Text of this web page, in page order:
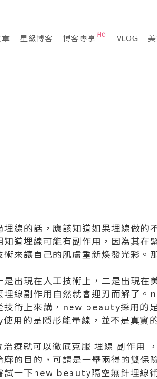
星級博客 博客專享 VLOG
線的話，應該知道如果埋線做的
道埋線可能有副作用，因為其在
來讓自己的肌膚重新煥發光彩。
出現在人工技術上，二是出現在
埋線副作用自然就會迎刃而解了
術上來講， new beauty採用的
用的是隱形能量線，並不是真實
療就可以徹底克服 埋線 副作用
的目的，可謂是一舉兩得的雙保
試一下new beauty隔空無針埋線